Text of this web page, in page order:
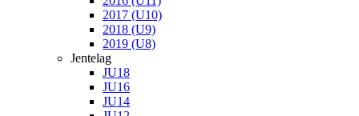
2017 (U10)
2018 (U9)
2019 (U8)
Jentelag
JU18
JU16
JU14